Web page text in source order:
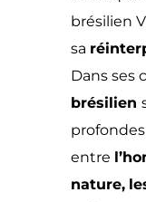
brésilien
sa
Dans ses
brésilien
entre
nature,